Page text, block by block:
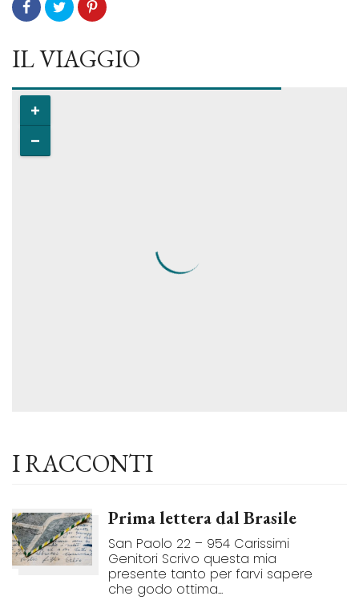
IL VIAGGIO
I RACCONTI
Prima lettera dal Brasile
San Paolo 22 – 954 Carissimi
Genitori Scrivo questa mia
presente tanto per farvi sapere
che godo ottima...